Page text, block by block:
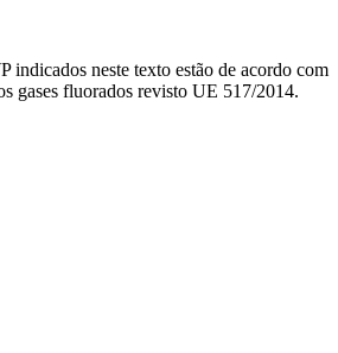
indicados neste texto estão de acordo com
gases fluorados revisto UE 517/2014.